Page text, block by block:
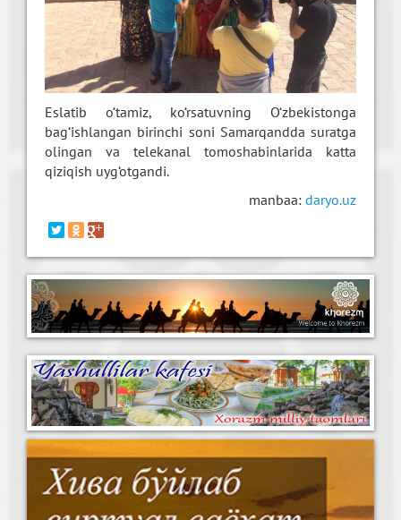
Eslatib o‘tamiz, ko‘rsatuvning O‘zbekistonga
bag‘ishlangan birinchi soni Samarqandda suratga
olingan va telekanal tomoshabinlarida katta
qiziqish uyg‘otgandi.
manbaa: daryo.uz